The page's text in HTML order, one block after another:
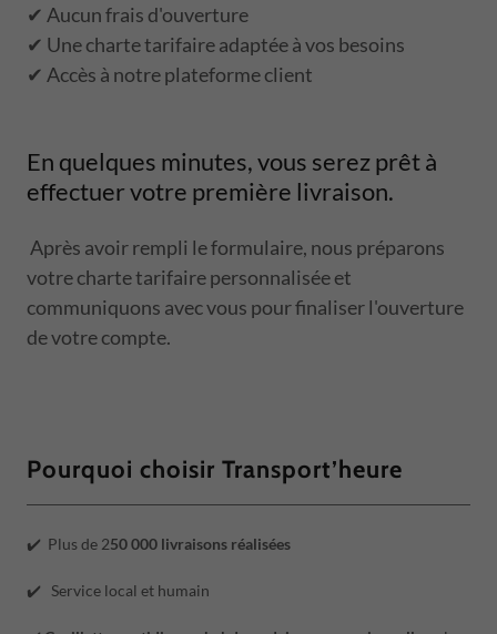
✔ Aucun frais d'ouverture
✔ Une charte tarifaire adaptée à vos besoins
✔ Accès à notre plateforme client
En quelques minutes, vous serez prêt à
effectuer votre première livraison.
Après avoir rempli le formulaire, nous préparons
votre charte tarifaire personnalisée et
communiquons avec vous pour finaliser l'ouverture
de votre compte.
Pourquoi choisir Transport’heure
✔️ Plus de 250 000 livraisons réalisées
✔️ Service local et humain